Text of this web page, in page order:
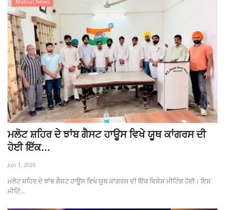
ਮਲੋਟ ਸ਼ਹਿਰ ਦੇ ਝਾਂਬ ਗੈਸਟ ਹਾਊਸ ਵਿਖੇ ਯੂਥ ਕਾਂਗਰਸ ਦੀ
ਹੋਈ ਇੱਕ...
Jun 1, 2026
ਮਲੋਟ ਸ਼ਹਿਰ ਦੇ ਝਾਂਬ ਗੈਸਟ ਹਾਊਸ ਵਿਖੇ ਯੂਥ ਕਾਂਗਰਸ ਦੀ ਇੱਕ ਵਿਸ਼ੇਸ਼ ਮੀਟਿੰਗ ਹੋਈ। ਇਸ
ਮੀਟਿੰ...